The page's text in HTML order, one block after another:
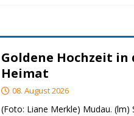
Goldene Hochzeit in
Heimat
08. August 2026
(Foto: Liane Merkle) Mudau. (lm)